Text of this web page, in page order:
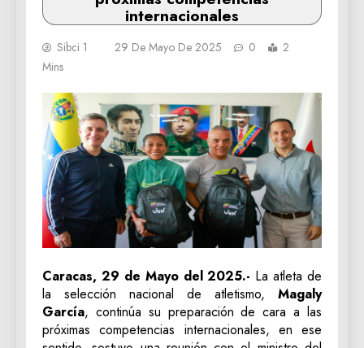
internacionales
Sibci 1 29 De Mayo De 2025 0
2
Mins
Caracas, 29 de Mayo del 2025.- La atleta de
la selección nacional de atletismo, Magaly
García, continúa su preparación de cara a las
próximas competencias internacionales, en ese